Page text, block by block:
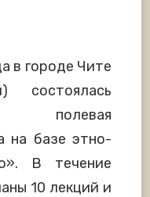
в городе Чите
состоялась
полевая
на базе этно-
В течение
10 лекций и